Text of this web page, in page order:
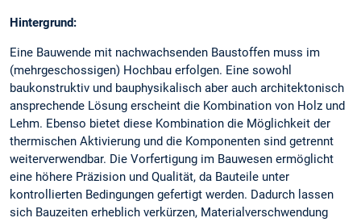
Hintergrund:
Eine Bauwende mit nachwachsenden Baustoffen muss im
(mehrgeschossigen) Hochbau erfolgen. Eine sowohl
baukonstruktiv und bauphysikalisch aber auch architektonisch
ansprechende Lösung erscheint die Kombination von Holz und
Lehm. Ebenso bietet diese Kombination die Möglichkeit der
thermischen Aktivierung und die Komponenten sind getrennt
weiterverwendbar. Die Vorfertigung im Bauwesen ermöglicht
eine höhere Präzision und Qualität, da Bauteile unter
kontrollierten Bedingungen gefertigt werden. Dadurch lassen
sich Bauzeiten erheblich verkürzen, Materialverschwendung